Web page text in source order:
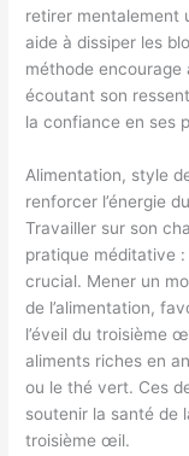
retirer mentalement
aide à dissiper les
méthode encourage
écoutant son
la confiance en ses
Alimentation, style
renforcer l’énergie
Travailler sur son
pratique méditative
crucial. Mener un
de l’alimentation,
l’éveil du troisième
aliments riches en
ou le thé vert. Ces
soutenir la santé de
troisième œil.